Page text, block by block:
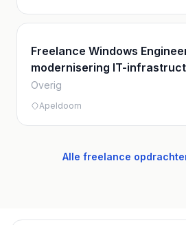
Freelance Windows
modernisering IT-
bedrijf
Overig
Apeldoorn
Alle freelance